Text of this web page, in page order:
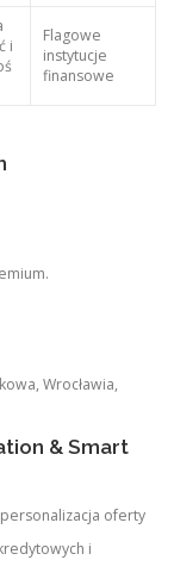
i
Flagowe
instytucje
finansowe
Wrocławia,
& Smart
oferty
i